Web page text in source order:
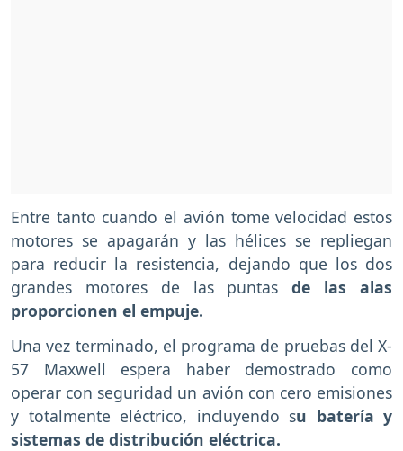
Entre tanto cuando el avión tome velocidad estos
motores se apagarán y las hélices se repliegan
para reducir la resistencia, dejando que los dos
grandes motores de las puntas de las alas
proporcionen el empuje.
Una vez terminado, el programa de pruebas del X-
57 Maxwell espera haber demostrado como
operar con seguridad un avión con cero emisiones
y totalmente eléctrico, incluyendo su batería y
sistemas de distribución eléctrica.